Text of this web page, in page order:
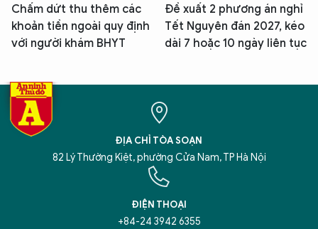
Chấm dứt thu thêm các
khoản tiền ngoài quy định
với người khám BHYT
Đề xuất 2 phương án nghỉ
Tết Nguyên đán 2027, kéo
dài 7 hoặc 10 ngày liên tục
ĐỊA CHỈ TÒA SOẠN
82 Lý Thường Kiệt, phường Cửa Nam, TP Hà Nội
ĐIỆN THOẠI
+84-24 3942 6355